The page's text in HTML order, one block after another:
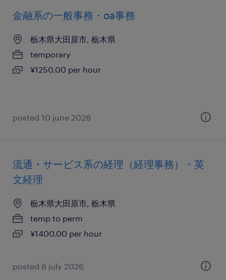
金融系の一般事務・oa事務
栃木県大田原市, 栃木県
temporary
¥1250.00 per hour
posted 10 june 2026
流通・サービス系の経理（経理事務）・英
文経理
栃木県大田原市, 栃木県
temp to perm
¥1400.00 per hour
posted 6 july 2026